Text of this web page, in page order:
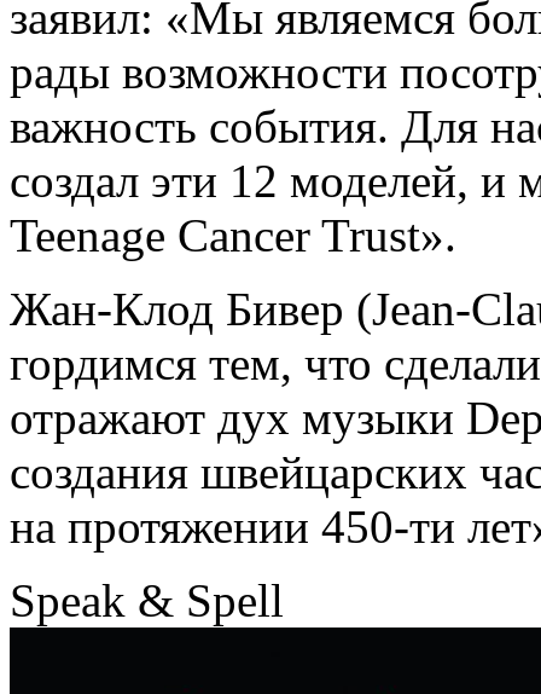
заявил: «Мы являемся
рады возможности
важность события. Для
создал эти 12 моделей, и
Teenage Cancer Trust».
Жан-Клод Бивер (Jean-
гордимся тем, что
отражают дух музыки
создания швейцарских
на протяжении 450-ти
Speak & Spell